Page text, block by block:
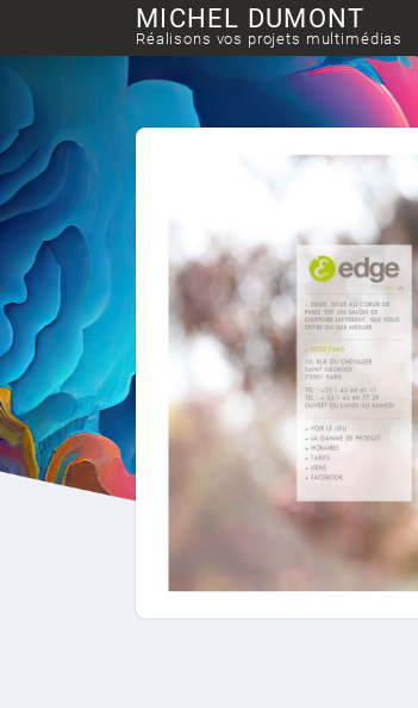
MICHEL DUMONT
Réalisons vos projets multimédias